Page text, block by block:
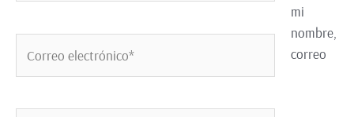
mi
nombre,
correo